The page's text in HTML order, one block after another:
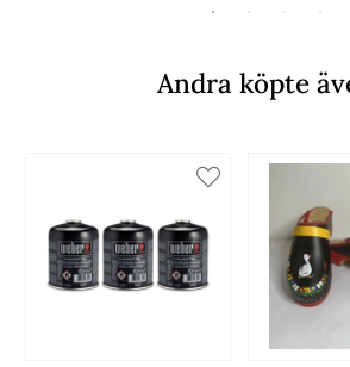
Andra köpte